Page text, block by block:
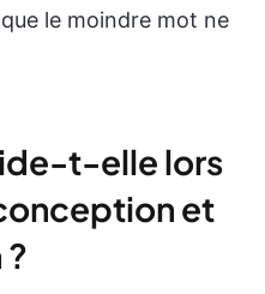
le moindre mot ne
t-elle lors
et